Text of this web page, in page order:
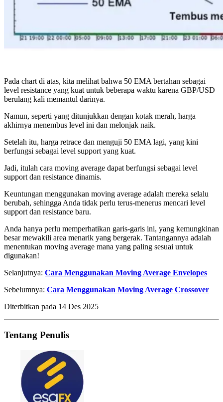
Pada chart di atas, kita melihat bahwa 50 EMA bertahan sebagai
level resistance yang kuat untuk beberapa waktu karena GBP/USD
berulang kali memantul darinya.
Namun, seperti yang ditunjukkan dengan kotak merah, harga
akhirnya menembus level ini dan melonjak naik.
Setelah itu, harga retrace dan menguji 50 EMA lagi, yang kini
berfungsi sebagai level support yang kuat.
Jadi, itulah cara moving average dapat berfungsi sebagai level
support dan resistance dinamis.
Keuntungan menggunakan moving average adalah mereka selalu
berubah, sehingga Anda tidak perlu terus-menerus mencari level
support dan resistance baru.
Anda hanya perlu memperhatikan garis-garis ini, yang kemungkinan
besar mewakili area menarik yang bergerak. Tantangannya adalah
menentukan moving average mana yang paling sesuai untuk
digunakan!
Selanjutnya: Cara Menggunakan Moving Average Envelopes
Sebelumnya: Cara Menggunakan Moving Average Crossover
Diterbitkan pada 14 Des 2025
Tentang Penulis